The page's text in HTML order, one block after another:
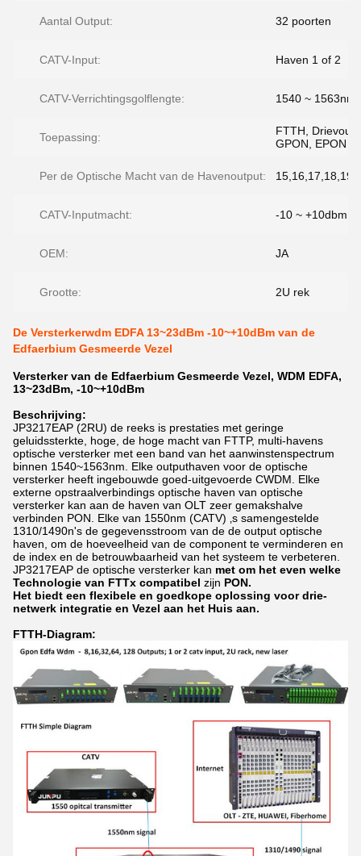
Aantal Output: 32 poorten
CATV-Input: Haven 1 of 2
CATV-Verrichtingsgolflengte: 1540 ~ 1563nm
Toepassing:
FTTH,
GPON, EPON
Per de Optische Macht van de Havenoutput:
CATV-Inputmacht: -10 ~ +10dbm
OEM: JA
Grootte: 2U rek
De Versterkerwdm EDFA 13~23dBm -10~+10dBm van de
Edfaerbium Gesmeerde Vezel
Versterker van de Edfaerbium Gesmeerde Vezel, WDM EDFA,
13~23dBm, -10~+10dBm
Beschrijving:
JP3217EAP (2RU) de reeks is prestaties met geringe
geluidssterkte, hoge, de hoge macht van FTTP, multi-havens
optische versterker met een band van het aanwinstenspectrum
binnen 1540~1563nm. Elke outputhaven voor de optische
versterker heeft ingebouwde goed-uitgevoerde CWDM. Elke
externe opstraalverbindings optische haven van optische
versterker kan aan de haven van OLT zeer gemakshalve
verbinden PON. Elke van 1550nm (CATV) ‚s samengestelde
1310/1490n's de gegevensstroom van de de output optische
haven, om de hoeveelheid van de component te verminderen en
de index en de betrouwbaarheid van het systeem te verbeteren.
JP3217EAP de optische versterker kan met om het even welke
Technologie van FTTx compatibel zijn PON.
Het biedt een flexibele en goedkope oplossing voor drie-
netwerk integratie en Vezel aan het Huis aan.
FTTH-Diagram: